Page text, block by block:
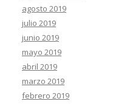
agosto 2019
julio 2019
junio 2019
mayo 2019
abril 2019
marzo 2019
febrero 2019